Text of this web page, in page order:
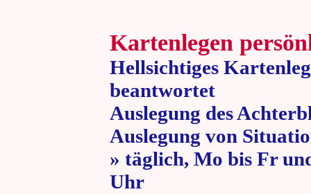
Kartenlegen
Hellsichtiges
beantwortet
Auslegung des
Auslegung von
» täglich, Mo bis Fr
Uhr » 80